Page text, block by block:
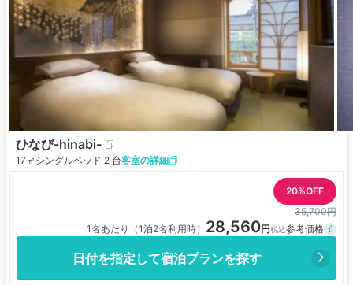
ひなび-hinabi-
17㎡ シングルベッド 2 台客室の詳細
20%OFF
35,700円
1名あたり（1泊2名利用時） 28,560
日付を指定して宿泊プランを探す